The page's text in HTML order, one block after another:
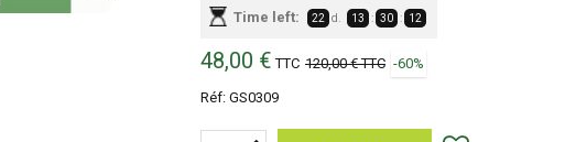
Time left: 22 d. 13 : 30 : 12
48,00 € TTC 120,00 €TTC -60%
Réf: GS0309